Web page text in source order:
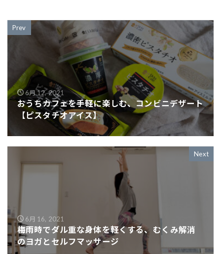
Prev
6月 12, 2021
おうちカフェを手軽に楽しむ、コンビニデザート
【ピスタチオアイス】
Next
6月 16, 2021
梅雨時でダル重な身体を軽くする、むくみ解消
のヨガとセルフマッサージ